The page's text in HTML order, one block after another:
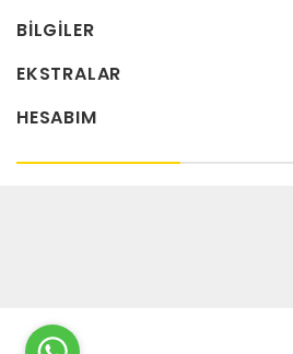
BILGILER
EKSTRALAR
HESABIM